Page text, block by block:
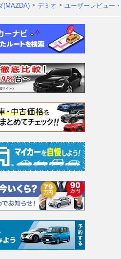
(MAZDA) デミオ ユーザーレビュー